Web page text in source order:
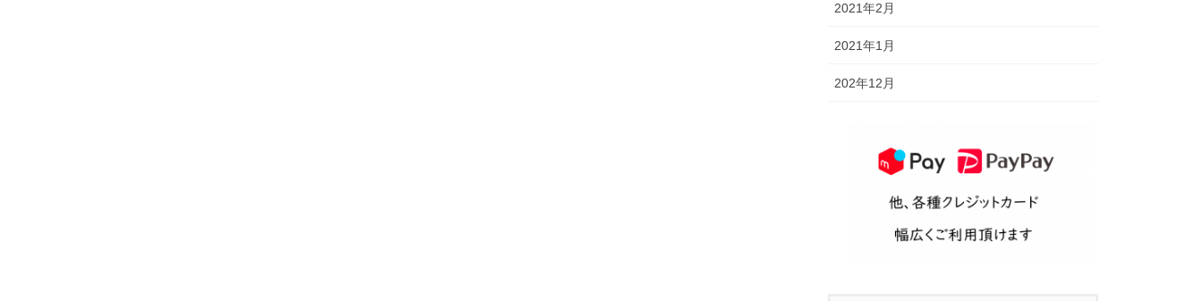
2021年2月
2021年1月
202年12月